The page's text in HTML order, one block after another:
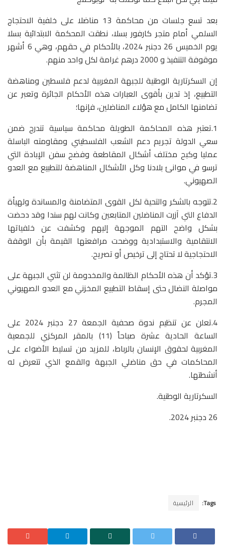
بعد تسع جلسات من محاكمة 13 مناضلا على خلفية الاحتجاج
السلمي أمام متجر كارفور بسلا، نطقت المحكمة الابتدائية بسلا
يوم الخميس 26 دجنبر 2024، بالأحكام في حقهم، وهي 6 أشهر
موقوفة التنفيذ و 2000 درهم غرامة لكل واحد منهم.
إن السكرتارية الوطنية للجبهة المغربية لدعم فلسطين ومناهضة
التطبيع، إذ تدين بأقوى العبارات هذه الأحكام الجائرة وتعبر عن
تضامنها الكامل مع هؤلاء المناضلين، فإنها؛
1.تعتبر هذه المحاكمة الطويلة محاكمة سياسية تندرج ضمن
سعي الدولة تجريم دعم الشعب الفلسطيني ومقاومته الباسلة
عمليا وكبح مختلف أشكال المقاطعة وفضح سفن الإبادة التي
ترسو في موانئ بلادنا وكل الأشكال المناهضة للتطبيع مع العدو
الصهيوني.
2.تتوجه بالشكر والتحية لكل القوى المتضامنة والمساندة ولهيأة
الدفاع التي آزرت المناضلين المتابعين وكانت لهم سندا وقد دحضت
بشكل واضح التهم الموجهة إليهم وكشفت عن خلفياتها
الانتقامية والاستبدادية ووضحت مرافعتها القيمة بأن الوقفة
الاحتجاجية لا تحتاج إلى ترخيص أو تصريح.
3.تؤكد أن هذه الأحكام الظالمة والمخدومة لن تثني الجبهة على
مواصلة النضال حتى إسقاط التطبيع المخزني مع العدو الصهيوني
المجرم.
4.تعلن عن تنظيم ندوة صحفية الجمعة 27 دجنبر 2024 على
الساعة الحادية عشرة صباحاً (11) بالمقر المركزي للجمعية
المغربية لحقوق الإنسان بالرباط، للمزيد من تسليط الأضواء على
المحاكمات في حق مناضلي الجبهة والقمع الذي تتعرض له
أنشطتها.
السكرتارية الوطنية.
26 دجنبر 2024.
Tags: الرئيسية